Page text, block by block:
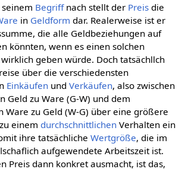
Begriffnach stellt der Preisdie
in Geldform dar. Realerweise ist er
die alle Geldbeziehungen auf
könnten, wenn es einen solchen
geben würde. Doch tatsächllch
über die verschiedensten
Einkäufenund Verkäufen, also zwischen
Geld zu Ware (G-W) und dem
Ware zu Geld (W-G) über eine größere
einem durchschnittlichenVerhalten ein
ihre tatsächliche Wertgröße, die im
aufgewendete Arbeitszeit ist.
Preis dann konkret ausmacht, ist das,